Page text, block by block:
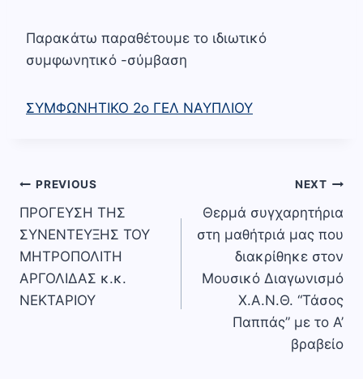
Παρακάτω παραθέτουμε το ιδιωτικό
συμφωνητικό -σύμβαση
ΣΥΜΦΩΝΗΤΙΚΟ 2ο ΓΕΛ ΝΑΥΠΛΙΟΥ
Πλοήγηση
άρθρων
PREVIOUS
ΠΡΟΓΕΥΣΗ ΤΗΣ
ΣΥΝΕΝΤΕΥΞΗΣ ΤΟΥ
ΜΗΤΡΟΠΟΛΙΤΗ
ΑΡΓΟΛΙΔΑΣ κ.κ.
ΝΕΚΤΑΡΙΟΥ
NEXT
Θερμά συγχαρητήρια
στη μαθήτριά μας που
διακρίθηκε στον
Μουσικό Διαγωνισμό
Χ.Α.Ν.Θ. “Τάσος
Παππάς” με το Α’
βραβείο